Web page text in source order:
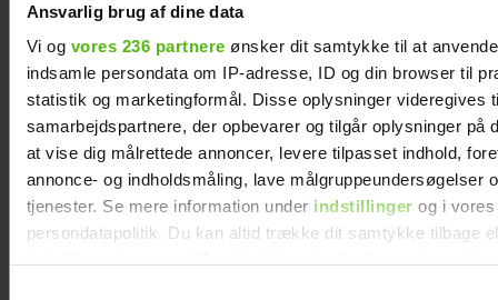
Ansvarlig brug af dine data
Vi og vores 236 partnere ønsker dit samtykke til at
indsamle persondata om IP-adresse, ID og din browser til
statistik og marketingformål. Disse oplysninger videregives
samarbejdspartnere, der opbevarer og tilgår oplysninger på
at vise dig målrettede annoncer, levere tilpasset indhold,
annonce- og indholdsmåling, lave målgruppeundersøgelser
tjenester. Se mere information under indstillinger og i vores
persondatapolitik. Du kan altid trække dit samtykke tilbage
skuespillere, blandt andre Jesper
Christensen og Bodil Jørgensen, i dette
bjergtagende stykke filmkunst instrueret af
Anders Refn.
Filmen har biografpremiere 19. marts 2026.